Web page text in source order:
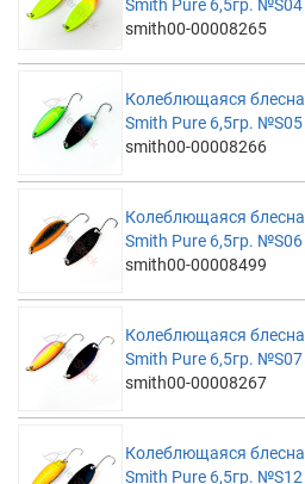
Smith Pure 6,5гр. №S04
smith00-00008265
Колеблющаяся блесна
Smith Pure 6,5гр. №S05
smith00-00008266
Колеблющаяся блесна
Smith Pure 6,5гр. №S06
smith00-00008499
Колеблющаяся блесна
Smith Pure 6,5гр. №S07
smith00-00008267
Колеблющаяся блесна
Smith Pure 6,5гр. №S12